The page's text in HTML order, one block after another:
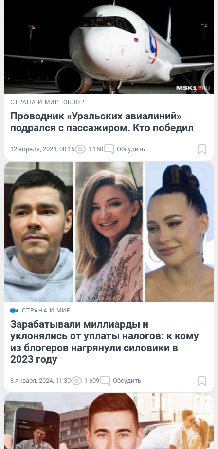
СТРАНА И МИР ОБЗОР
Проводник «Уральских авиалиний»
подрался с пассажиром. Кто победил
12 апреля, 2024, 00:15 1 150 Обсудить
СТРАНА И МИР
Зарабатывали миллиарды и
уклонялись от уплаты налогов: к кому
из блогеров нагрянули силовики в
2023 году
8 января, 2024, 11:30 1 609 Обсудить